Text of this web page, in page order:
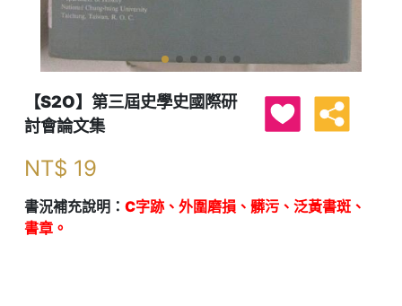
【S2O】第三屆史學史國際研
討會論文集
NT$ 19
書況補充說明： C字跡、外圍磨損、髒污、泛黃書斑、
書章。